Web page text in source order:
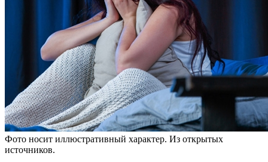
Фото носит иллюстративный характер. Из открытых
источников.